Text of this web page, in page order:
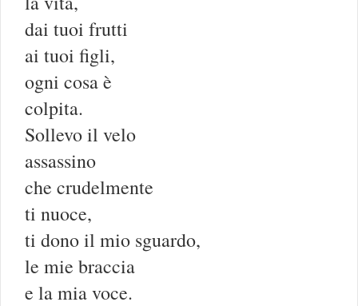
dai tuoi frutti
ai tuoi figli,
ogni cosa è
colpita.
Sollevo il velo
assassino
che crudelmente
ti nuoce,
ti dono il mio sguardo,
le mie braccia
e la mia voce.